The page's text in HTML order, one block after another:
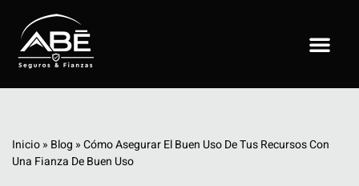
Saltar
al
Inicio» Blog »Cómo Asegurar El Buen Uso De Tus Recursos Con
Una Fianza De Buen Uso